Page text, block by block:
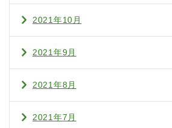
2021年10月
2021年9月
2021年8月
2021年7月